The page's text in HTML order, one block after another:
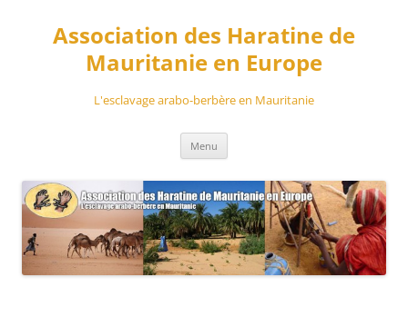
contenuAssociation des Haratine de
Mauritanie en Europe
L'esclavage arabo-berbère en Mauritanie
Menu